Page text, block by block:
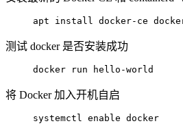
apt install docker-ce
测试 docker 是否安装成功
docker run hello-world
将 Docker 加入开机自启
systemctl enable docker